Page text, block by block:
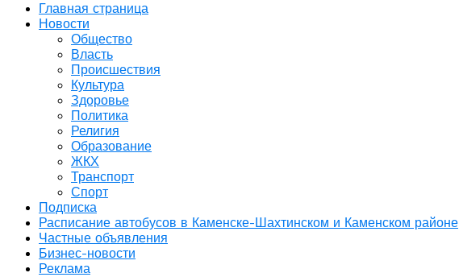
Главная страница
Новости
Общество
Власть
Происшествия
Культура
Здоровье
Политика
Религия
Образование
ЖКХ
Транспорт
Спорт
Подписка
Расписание автобусов в Каменске-Шахтинском и Каменском районе
Частные объявления
Бизнес-новости
Реклама